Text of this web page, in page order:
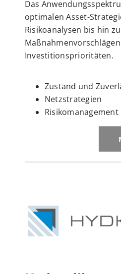
Das
optimalen Asset-
Risikoanalysen bis hin zu
Investitionsprioritäten.
Zustand und
Netzstrategien
Risikomanagement